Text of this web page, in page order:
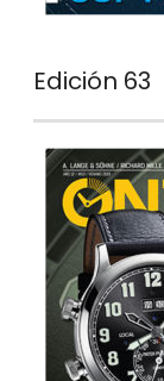
Edición 63